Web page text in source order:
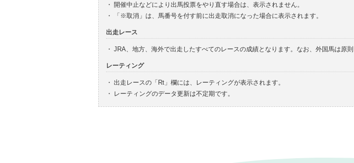
・ 開催中止などにより出馬投票をやり直す場合は、表示されません。
・
「※取消」は、馬番号を付す前に出走取消になった場合に表示されます。
出走レース
・ JRA、地方、海外で出走したすべてのレースの成績となります。なお、外国馬は原
レーティング
・ 出走レースの「Rt」欄には、レーティングが表示されます。
・
レーティングのデータ更新は不定期です。